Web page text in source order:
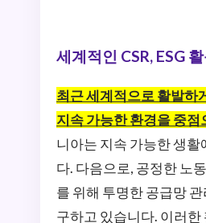
세계적인 CSR, ESG
최근 세계적으로 활발하
지속 가능한 환경을 중
니아는 지속 가능한 생
다. 다음으로, 공정한 노
를 위해 투명한 공급망
구하고 있습니다. 이러